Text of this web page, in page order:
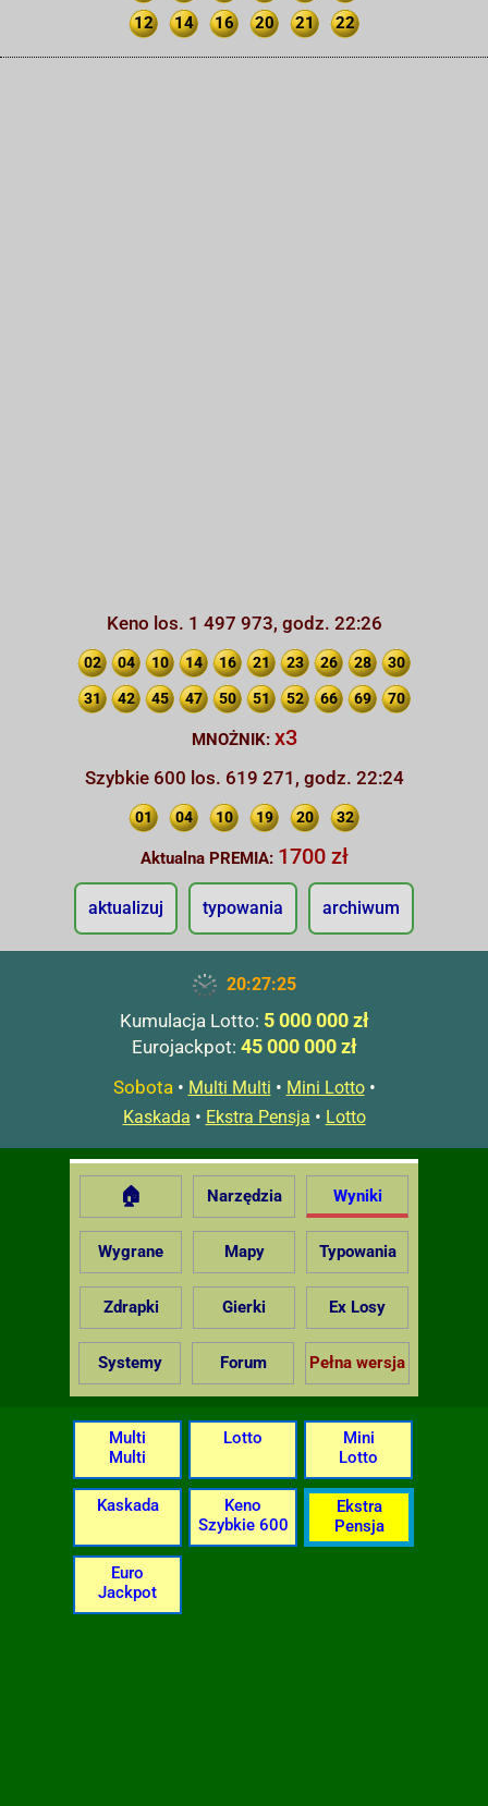
12
14 16 20 21 22
Keno los. 1 497 973, godz. 22:26
02 04 10 14 16 21 23 26 28 30
31 42 45 47 50 51 52 66 69 70
MNOŻNIK: x3
Szybkie 600 los. 619 271, godz. 22:24
01 04 10 19 20 32
Aktualna PREMIA: 1700 zł
aktualizuj typowania archiwum
20:27:26
Kumulacja Lotto: 5 000 000 zł
Eurojackpot: 45 000 000 zł
Sobota• Multi Multi • Mini Lotto•
Kaskada • Ekstra Pensja • Lotto
🏠 Narzędzia Wyniki
Wygrane Mapy Typowania
Zdrapki Gierki Ex Losy
Systemy Forum Pełna wersja
Multi
Multi
Lotto
Mini
Lotto
Kaskada
Keno
Szybkie 600
Ekstra
Pensja
Euro
Jackpot